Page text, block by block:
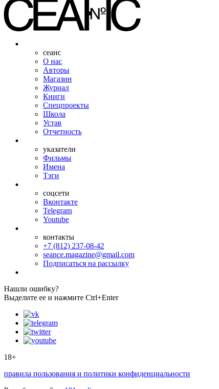
сеанс
О нас
Авторы
Магазин
Журнал
Книги
Спецпроекты
Школа
Устав
Отчетность
указатели
Фильмы
Имена
Тэги
соцсети
Вконтакте
Telegram
Youtube
контакты
+7 (812) 237-08-42
seance.magazine@gmail.com
Подписаться на рассылку
Нашли ошибку?
Выделите ее и нажмите Ctrl+Enter
18+
правила пользования и политики конфиденциальности